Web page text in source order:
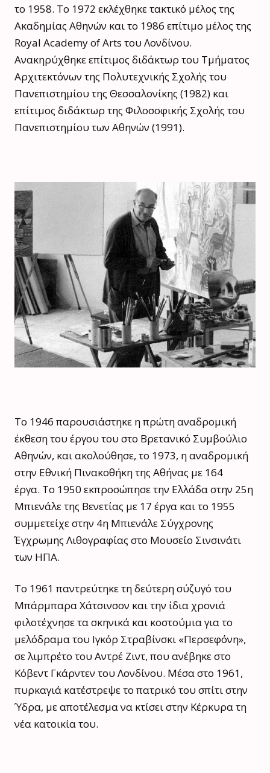
το 1958. Το 1972 εκλέχθηκε τακτικό μέλος της
Ακαδημίας Αθηνών και το 1986 επίτιμο μέλος της
Royal Academy of Arts του Λονδίνου.
Ανακηρύχθηκε επίτιμος διδάκτωρ του Τμήματος
Αρχιτεκτόνων της Πολυτεχνικής Σχολής του
Πανεπιστημίου της Θεσσαλονίκης (1982) και
επίτιμος διδάκτωρ της Φιλοσοφικής Σχολής του
Πανεπιστημίου των Αθηνών (1991).
Το 1946 παρουσιάστηκε η πρώτη αναδρομική
έκθεση του έργου του στο Βρετανικό Συμβούλιο
Αθηνών, και ακολούθησε, το 1973, η αναδρομική
στην Εθνική Πινακοθήκη της Αθήνας με 164
έργα. To 1950 εκπροσώπησε την Ελλάδα στην 25η
Μπιενάλε της Βενετίας με 17 έργα και το 1955
συμμετείχε στην 4η Μπιενάλε Σύγχρονης
Έγχρωμης Λιθογραφίας στο Μουσείο Σινσινάτι
των ΗΠΑ.
Το 1961 παντρεύτηκε τη δεύτερη σύζυγό του
Μπάρμπαρα Χάτσινσον και την ίδια χρονιά
φιλοτέχνησε τα σκηνικά και κοστούμια για το
μελόδραμα του Ιγκόρ Στραβίνσκι «Περσεφόνη»,
σε λιμπρέτο του Αντρέ Ζιντ, που ανέβηκε στο
Κόβεντ Γκάρντεν του Λονδίνου. Μέσα στο 1961,
πυρκαγιά κατέστρεψε το πατρικό του σπίτι στην
Ύδρα, με αποτέλεσμα να κτίσει στην Κέρκυρα τη
νέα κατοικία του.